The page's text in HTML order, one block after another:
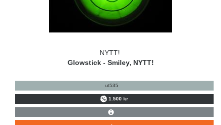
NYTT!
Glowstick - Smiley, NYTT!
ut535
1.500 kr